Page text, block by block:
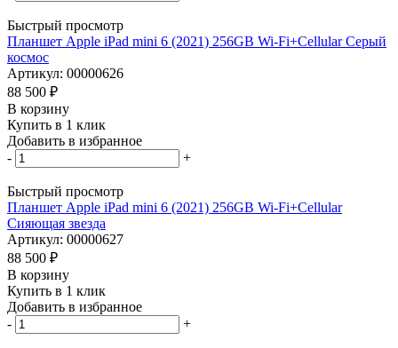
Быстрый просмотр
Планшет Apple iPad mini 6 (2021) 256GB Wi-Fi+Cellular Серый
космос
Артикул: 00000626
88 500 ₽
В корзину
Купить в 1 клик
Добавить в избранное
-
+
Быстрый просмотр
Планшет Apple iPad mini 6 (2021) 256GB Wi-Fi+Cellular
Сияющая звезда
Артикул: 00000627
88 500 ₽
В корзину
Купить в 1 клик
Добавить в избранное
-
+